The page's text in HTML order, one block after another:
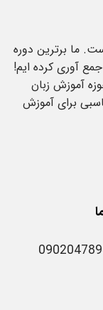
ما برترین دوره
آوری کرده ایم!
آموزش زبان
برای آموزش